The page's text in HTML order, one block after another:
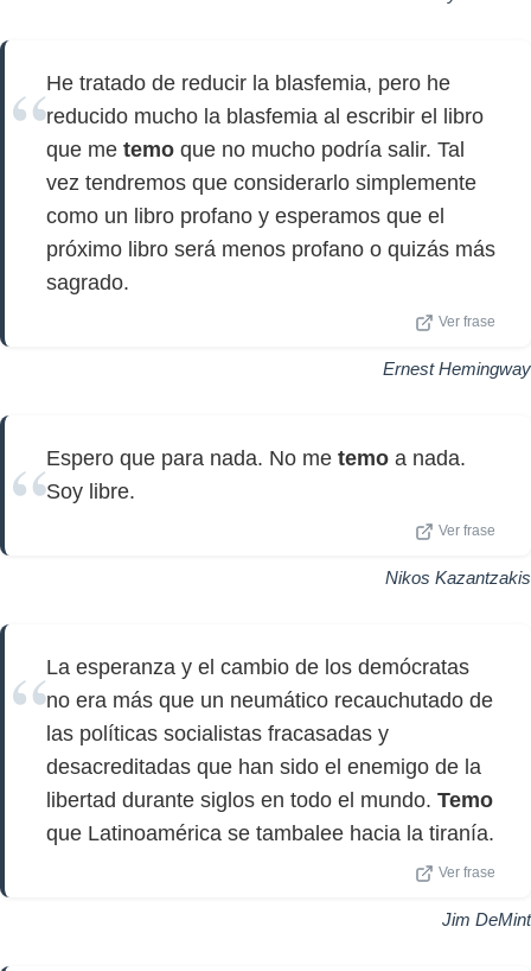
He tratado de reducir la blasfemia, pero he
reducido mucho la blasfemia al escribir el libro
que me temo que no mucho podría salir. Tal
vez tendremos que considerarlo simplemente
como un libro profano y esperamos que el
próximo libro será menos profano o quizás más
sagrado.
Ver frase
Ernest Hemingway
Espero que para nada. No me temo a nada.
Soy libre.
Ver frase
Nikos Kazantzakis
La esperanza y el cambio de los demócratas
no era más que un neumático recauchutado de
las políticas socialistas fracasadas y
desacreditadas que han sido el enemigo de la
libertad durante siglos en todo el mundo. Temo
que Latinoamérica se tambalee hacia la tiranía.
Ver frase
Jim DeMint